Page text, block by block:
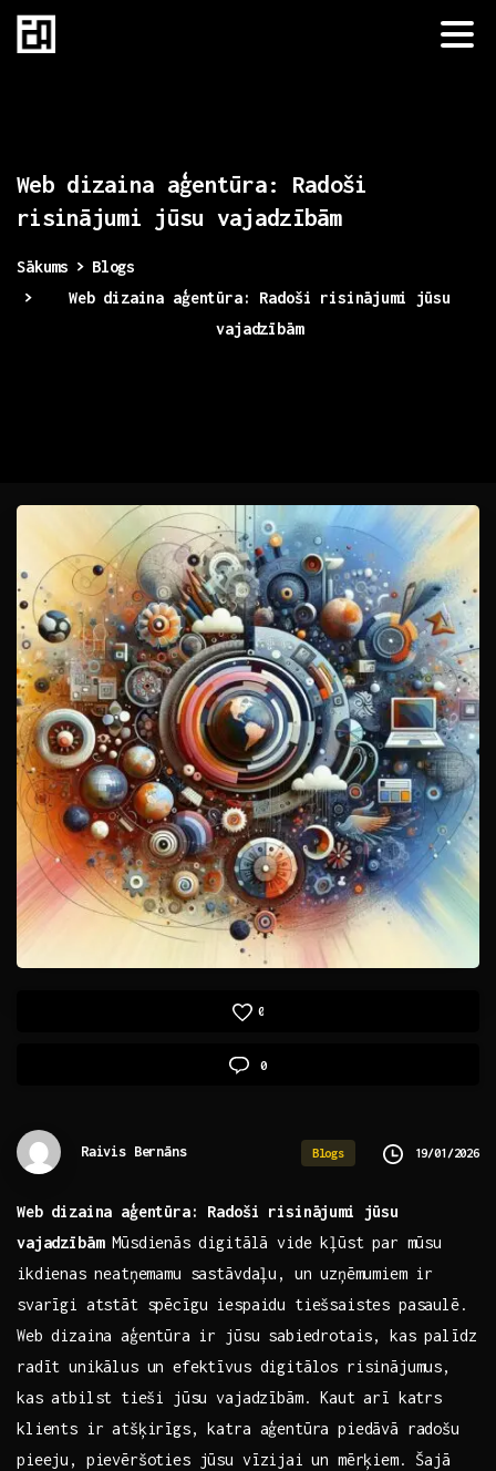
Web dizaina aģentūra:
Radoši
risinājumi jūsu vajadzībām
Sākums
Blogs
Web dizaina aģentūra: Radoši risinājumi jūsu
vajadzībām
0
0
Raivis Bernāns Blogs 19/01/2026
Web dizaina aģentūra: Radoši risinājumi jūsu
vajadzībāmMūsdienās ⁤digitālā vide‍ kļūst par mūsu
ikdienas ⁣neatņemamu sastāvdaļu, un uzņēmumiem ir‍
svarīgi atstāt spēcīgu iespaidu tiešsaistes ‍pasaulē.
Web dizaina aģentūra ⁤ir jūsu sabiedrotais, kas palīdz
radīt unikālus un efektīvus digitālos risinājumus,
kas atbilst ⁤tieši jūsu vajadzībām. ‍Kaut arī katrs
‌klients ​ir atšķirīgs, ‌katra aģentūra piedāvā radošu​
pieeju, pievēršoties jūsu vīzijai ⁤un mērķiem. Šajā